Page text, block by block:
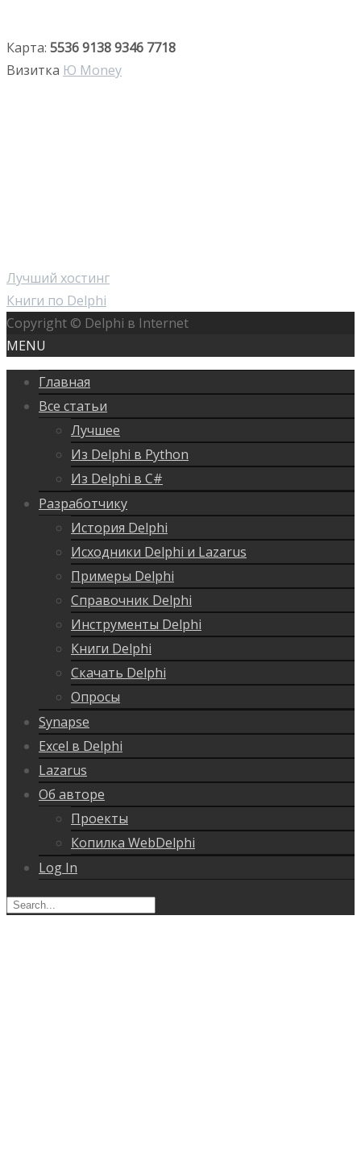
Карта: 5536 9138 9346 7718
Визитка Ю Money
Лучший хостинг
Книги по Delphi
Copyright © Delphi в Internet
MENU
Главная
Все статьи
Лучшее
Из Delphi в Python
Из Delphi в C#
Разработчику
История Delphi
Исходники Delphi и Lazarus
Примеры Delphi
Справочник Delphi
Инструменты Delphi
Книги Delphi
Скачать Delphi
Опросы
Synapse
Excel в Delphi
Lazarus
Об авторе
Проекты
Копилка WebDelphi
Log In